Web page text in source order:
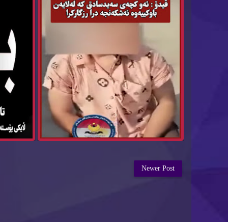
Newer Post